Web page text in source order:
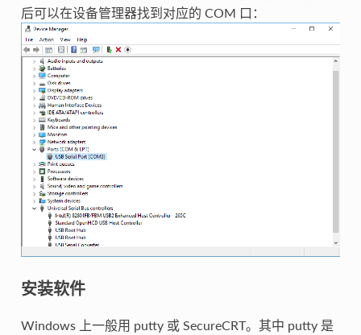
后可以在设备管理器找到对应的 COM 口：
安装软件
Windows 上一般用 putty 或 SecureCRT。其中 putty 是